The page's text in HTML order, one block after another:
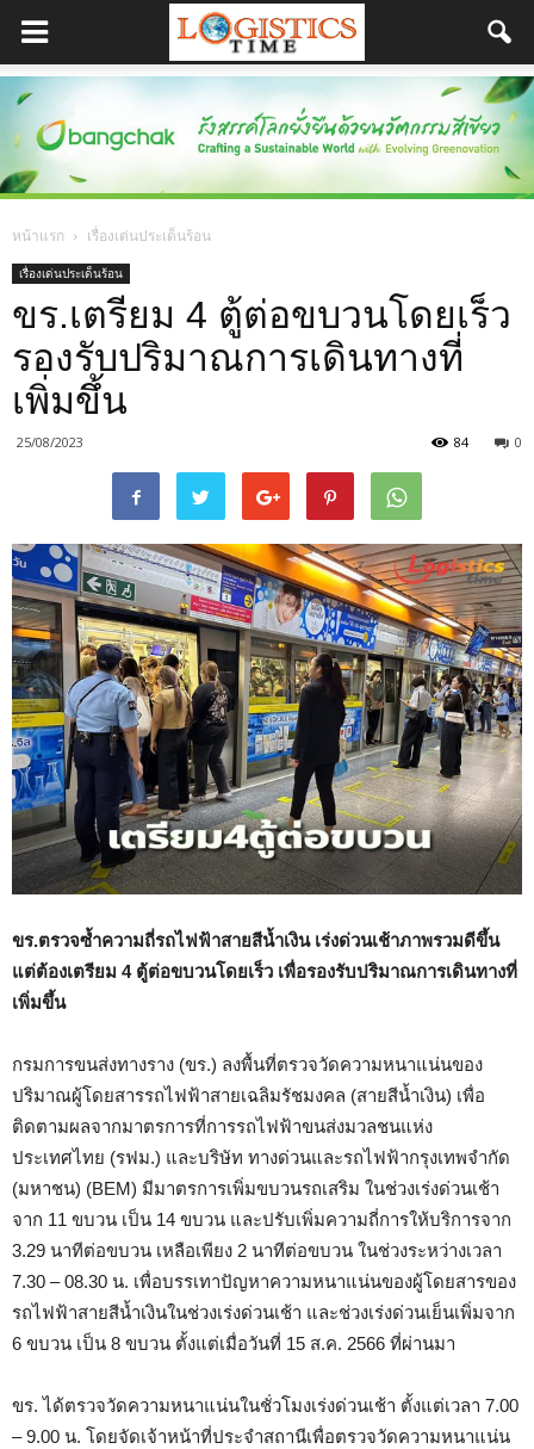
หน้าแรก เรื่องเด่นประเด็นร้อน
เรื่องเด่นประเด็นร้อน
ขร.เตรียม 4 ตู้ต่อขบวนโดยเร็ว
รองรับปริมาณการเดินทางที่
เพิ่มขึ้น
25/08/2023 0
84
ขร.ตรวจซ้ำความถี่รถไฟฟ้าสายสีน้ำเงิน เร่งด่วนเช้าภาพรวมดีขึ้น
แต่ต้องเตรียม 4 ตู้ต่อขบวนโดยเร็ว เพื่อรองรับปริมาณการเดินทางที่
เพิ่มขึ้น
กรมการขนส่งทางราง (ขร.) ลงพื้นที่ตรวจวัดความหนาแน่นของ
ปริมาณผู้โดยสารรถไฟฟ้าสายเฉลิมรัชมงคล (สายสีน้ำเงิน) เพื่อ
ติดตามผลจากมาตรการที่การรถไฟฟ้าขนส่งมวลชนแห่ง
ประเทศไทย (รฟม.) และบริษัท ทางด่วนและรถไฟฟ้ากรุงเทพจำกัด
(มหาชน) (BEM) มีมาตรการเพิ่มขบวนรถเสริม ในช่วงเร่งด่วนเช้า
จาก 11 ขบวน เป็น 14 ขบวน และปรับเพิ่มความถี่การให้บริการจาก
3.29 นาทีต่อขบวน เหลือเพียง 2 นาทีต่อขบวน ในช่วงระหว่างเวลา
7.30 – 08.30 น. เพื่อบรรเทาปัญหาความหนาแน่นของผู้โดยสารของ
รถไฟฟ้าสายสีน้ำเงินในช่วงเร่งด่วนเช้า และช่วงเร่งด่วนเย็นเพิ่มจาก
6 ขบวน เป็น 8 ขบวน ตั้งแต่เมื่อวันที่ 15 ส.ค. 2566 ที่ผ่านมา
ขร. ได้ตรวจวัดความหนาแน่นในชั่วโมงเร่งด่วนเช้า ตั้งแต่เวลา 7.00
– 9.00 น. โดยจัดเจ้าหน้าที่ประจำสถานีเพื่อตรวจวัดความหนาแน่น